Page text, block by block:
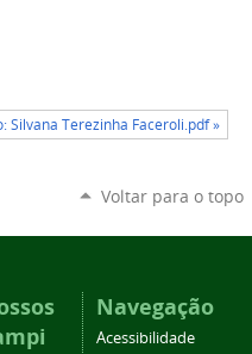
Silvana Terezinha Faceroli.pdf »
Voltar para o topo
Navegação
Acessibilidade